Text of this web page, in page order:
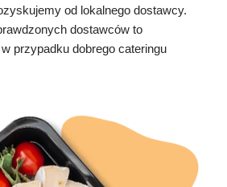
od lokalnego dostawcy.
dostawców to
przypadku dobrego cateringu